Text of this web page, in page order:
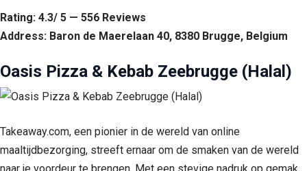
Rating: 4.3/ 5 — 556 Reviews
Address: Baron de Maerelaan 40, 8380 Brugge, Belgium
Oasis Pizza & Kebab Zeebrugge (Halal)
Takeaway.com, een pionier in de wereld van online
maaltijdbezorging, streeft ernaar om de smaken van de wereld